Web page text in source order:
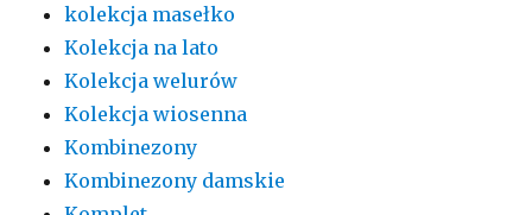
kolekcja masełko
Kolekcja na lato
Kolekcja welurów
Kolekcja wiosenna
Kombinezony
Kombinezony damskie